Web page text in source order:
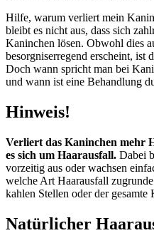
Hilfe, warum verliert mein
bleibt es nicht aus, dass sich
Kaninchen lösen. Obwohl dies
besorgniserregend erscheint, ist
Doch wann spricht man bei
und wann ist eine Behandlung
Hinweis!
Verliert das Kaninchen mehr
es sich um Haarausfall. Dabei
vorzeitig aus oder wachsen
welche Art Haarausfall
kahlen Stellen oder der
Natürlicher